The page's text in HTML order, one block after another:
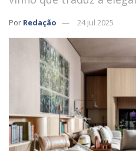
Por Redação 24 jul 2025